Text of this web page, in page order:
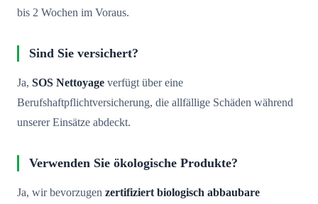
bis 2 Wochen im Voraus.
Sind Sie versichert?
Ja, SOS Nettoyage verfügt über eine
Berufshaftpflichtversicherung, die allfällige Schäden während
unserer Einsätze abdeckt.
Verwenden Sie ökologische Produkte?
Ja, wir bevorzugen zertifiziert biologisch abbaubare